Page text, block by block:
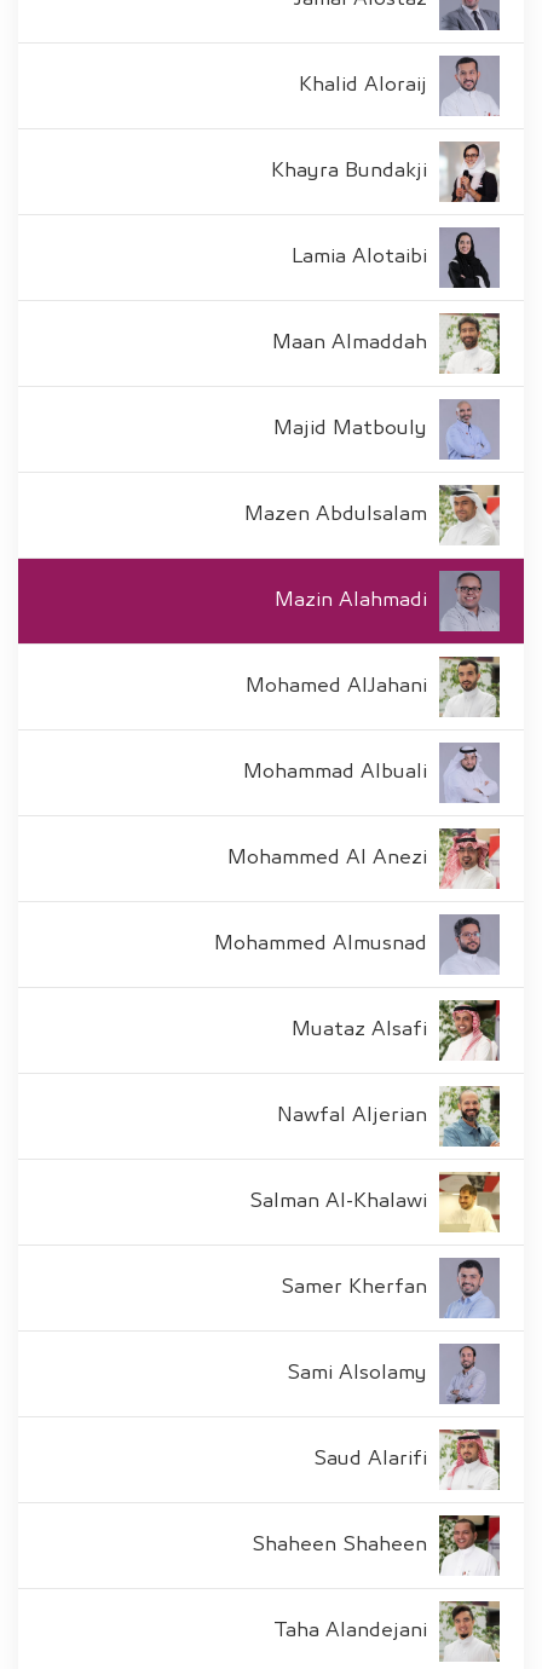
Khalid Aloraij
Khayra Bundakji
Lamia Alotaibi
Maan Almaddah
Majid Matbouly
Mazen Abdulsalam
Mazin Alahmadi
Mohamed AlJahani
Mohammad Albuali
Mohammed Al Anezi
Mohammed Almusnad
Muataz Alsafi
Nawfal Aljerian
Salman Al-Khalawi
Samer Kherfan
Sami Alsolamy
Saud Alarifi
Shaheen Shaheen
Taha Alandejani